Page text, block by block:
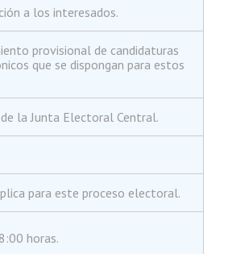
a los interesados.
provisional de candidaturas
que se dispongan para estos
la Junta Electoral Central.
para este proceso electoral.
horas.